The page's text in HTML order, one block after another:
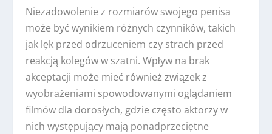
Niezadowolenie z rozmiarów swojego penisa
może być wynikiem różnych czynników, takich
jak lęk przed odrzuceniem czy strach przed
reakcją kolegów w szatni. Wpływ na brak
akceptacji może mieć również związek z
wyobrażeniami spowodowanymi oglądaniem
filmów dla dorosłych, gdzie często aktorzy w
nich występujący mają ponadprzeciętne